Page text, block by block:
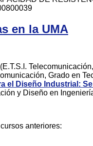
en la UMA
(E.T.S.I.
Grado en
el Diseño Industrial:
y Diseño en
anteriores: